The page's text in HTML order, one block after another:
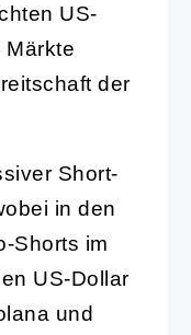
US-
Märkte
der
Short-
in den
Shorts im
US-Dollar
und